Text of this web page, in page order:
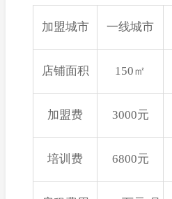
加盟城市 一线城市
店铺面积 150㎡
加盟费 3000元
培训费 6800元